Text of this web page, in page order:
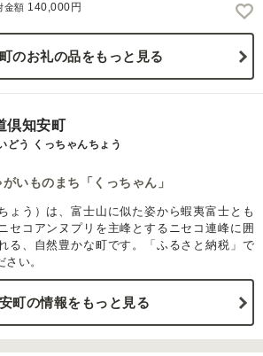
金額 140,000円
のお礼の品をもっと見る
倶知安町
どう くっちゃんちょう
いものまち「くっちゃん」
ょう）は、富士山に似た姿から蝦夷富士とも
セコアンヌプリを主峰とするニセコ連峰に囲
る、自然豊かな町です。「ふるさと納税」で
い。
町の情報をもっと見る